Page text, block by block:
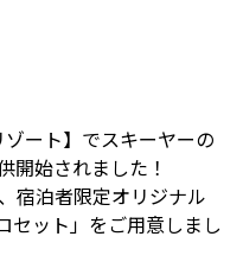
ゾート】でスキーヤーの
開始されました！
宿泊者限定オリジナル
セット」をご用意しまし